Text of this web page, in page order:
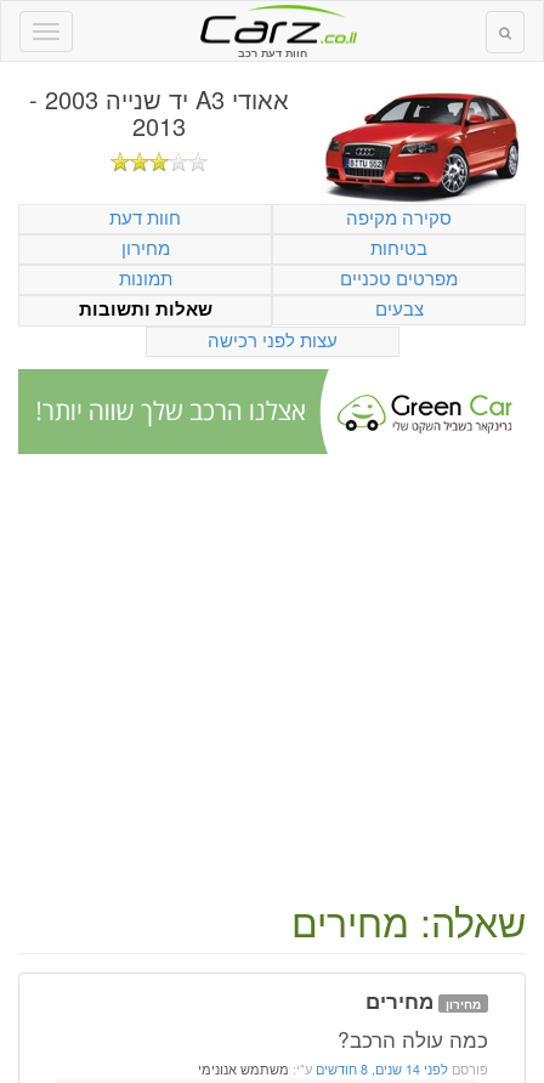
חוות דעת רכב
אאודי A3 יד שנייה 2003 -
2013
סקירה מקיפה
חוות דעת
בטיחות
מחירון
מפרטים טכניים
תמונות
צבעים
שאלות ותשובות
עצות לפני רכישה
שאלה: מחירים
מחירון מחירים
כמה עולה הרכב?
פורסם לפני 14 שנים, 8 חודשים ע"י: משתמש אנונימי